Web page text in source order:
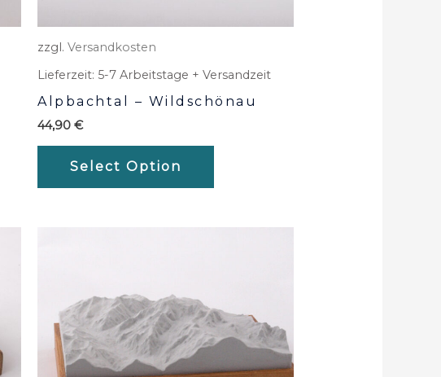
zzgl.Versandkosten
Lieferzeit: 5-7 Arbeitstage + Versandzeit
Alpbachtal – Wildschönau
44,90€
Select Option